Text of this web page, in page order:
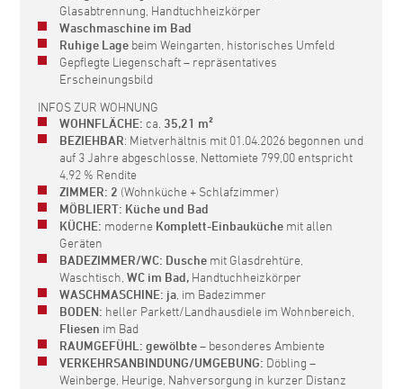
Glasabtrennung, Handtuchheizkörper
Waschmaschine im Bad
Ruhige Lagebeim Weingarten, historisches Umfeld
Gepflegte Liegenschaft – repräsentatives
Erscheinungsbild
INFOS ZUR WOHNUNG
WOHNFLÄCHE: ca. 35,21 m²
BEZIEHBAR: Mietverhältnis mit 01.04.2026 begonnen und
auf 3 Jahre abgeschlosse, Nettomiete 799,00 entspricht
4,92 % Rendite
ZIMMER: 2 (Wohnküche + Schlafzimmer)
MÖBLIERT: Küche und Bad
KÜCHE: moderne Komplett-Einbauküchemit allen
Geräten
BADEZIMMER/WC: Duschemit Glasdrehtüre,
Waschtisch, WC im Bad, Handtuchheizkörper
WASCHMASCHINE: ja, im Badezimmer
BODEN: heller Parkett/Landhausdiele im Wohnbereich,
Fliesen im Bad
RAUMGEFÜHL: gewölbte– besonderes Ambiente
VERKEHRSANBINDUNG/UMGEBUNG: Döbling –
Weinberge, Heurige, Nahversorgung in kurzer Distanz